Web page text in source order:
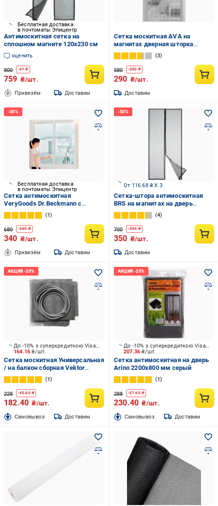
Бесплатная доставка
в почтоматы Эпицентр
Антимоскитная сетка на
сплошном магните 120х230 см
оценить
800 -41 ₴
759 ₴/шт.
Привезём Доставим
Сетка москитная AVA на
магнитах дверная шторка
против комаров и мух 210х100
см Grey (15342759)
3
580 -290 ₴
290 ₴/шт.
Доставим
Бесплатная доставка
в почтоматы Эпицентр
Сетка антимоскитная
VeryGoods Dr.Beckmann с
самоклеющейся лентой защита
от насекомых на окно 1,5х1,5 м
White (440217005)
1
680 -340 ₴
340 ₴/шт.
Привезём Доставим
От 116.68 ₴ X 3
Cетка-штора антимоскитная
BRS на магнитах на дверь
(337321156)
4
700 -350 ₴
350 ₴/шт.
Доставим
164.16₴/шт.
До -10% з суперкредиткою Visa Вигода
Сетка москитная Универсальная
/ на балкон сборная Vektor
1200х800 мм серый
1
228 -45.60₴
182.40 ₴/шт.
Cамовывоз Доставим
207.36₴/шт.
До -10% з суперкредиткою Visa Вигода
Сетка антимоскитная на дверь
Arino 2200х800 мм серый
1
288 -57.60₴
230.40 ₴/шт.
Cамовывоз Доставим